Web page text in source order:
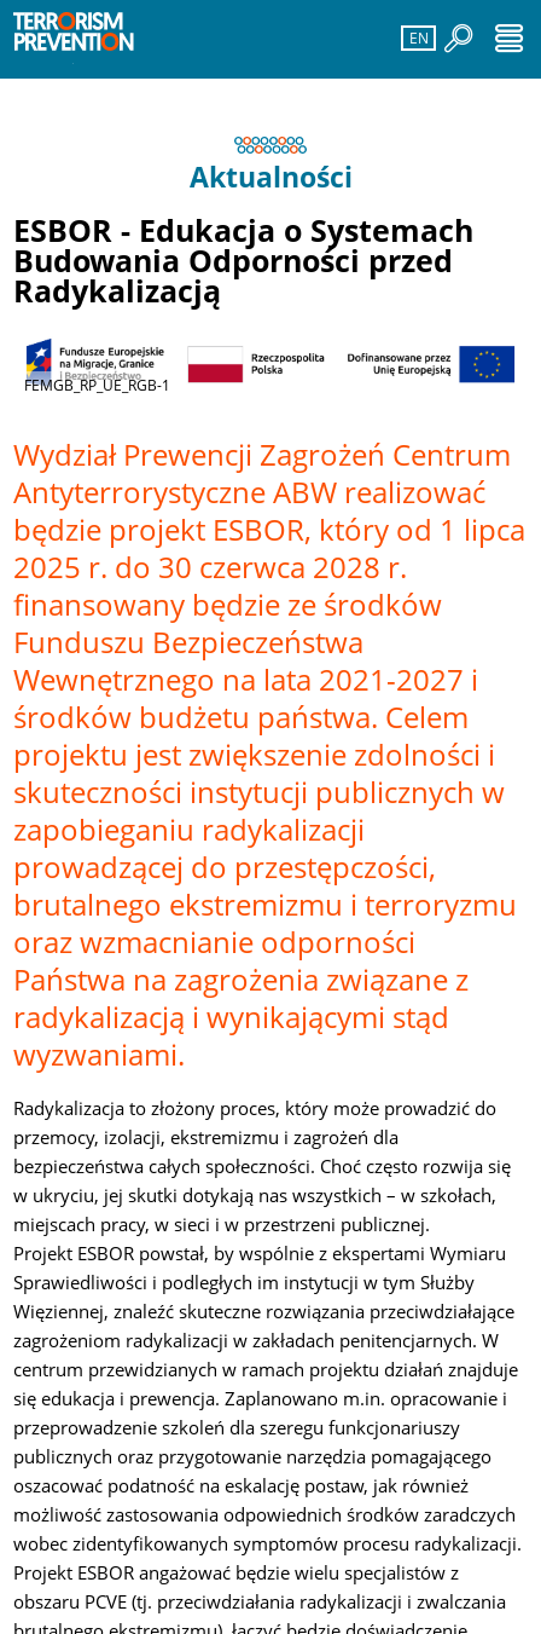
EN
Aktualności
ESBOR - Edukacja o Systemach
Budowania Odporności przed
Radykalizacją
FEMGB_RP_UE_RGB-1
Wydział Prewencji Zagrożeń Centrum
Antyterrorystyczne ABW realizować
będzie projekt ESBOR, który od 1 lipca
2025 r. do 30 czerwca 2028 r.
finansowany będzie ze środków
Funduszu Bezpieczeństwa
Wewnętrznego na lata 2021-2027 i
środków budżetu państwa. Celem
projektu jest zwiększenie zdolności i
skuteczności instytucji publicznych w
zapobieganiu radykalizacji
prowadzącej do przestępczości,
brutalnego ekstremizmu i terroryzmu
oraz wzmacnianie odporności
Państwa na zagrożenia związane z
radykalizacją i wynikającymi stąd
wyzwaniami.
Radykalizacja to złożony proces, który może prowadzić do
przemocy, izolacji, ekstremizmu i zagrożeń dla
bezpieczeństwa całych społeczności. Choć często rozwija się
w ukryciu, jej skutki dotykają nas wszystkich – w szkołach,
miejscach pracy, w sieci i w przestrzeni publicznej.
Projekt ESBOR powstał, by wspólnie z ekspertami Wymiaru
Sprawiedliwości i podległych im instytucji w tym Służby
Więziennej, znaleźć skuteczne rozwiązania przeciwdziałające
zagrożeniom radykalizacji w zakładach penitencjarnych. W
centrum przewidzianych w ramach projektu działań znajduje
sięedukacja i prewencja. Zaplanowano m.in. opracowanie i
przeprowadzenie szkoleń dla szeregu funkcjonariuszy
publicznych oraz przygotowanie narzędzia pomagającego
oszacować podatność na eskalację postaw, jak również
możliwość zastosowania odpowiednich środków zaradczych
wobec zidentyfikowanych symptomów procesu radykalizacji.
Projekt ESBOR angażować będzie wielu specjalistów z
obszaru PCVE (tj. przeciwdziałania radykalizacji i zwalczania